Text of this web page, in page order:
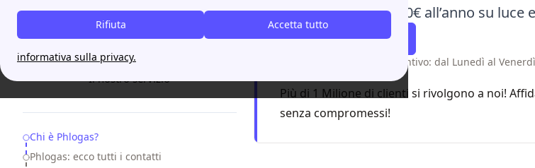
Accetta tutto
Rifiuta
informativa sulla privacy.
Il nostro servizio
Table of Contents
Chi è Phlogas?
Phlogas: ecco tutti i contatti
Risparmia fino a 250€ all’anno su luce
Fatti Richiamare
Servizio senza costo aggiuntivo: dal Lunedì al
Più di 1 Milione di clienti si rivolgono a noi!
senza compromessi!